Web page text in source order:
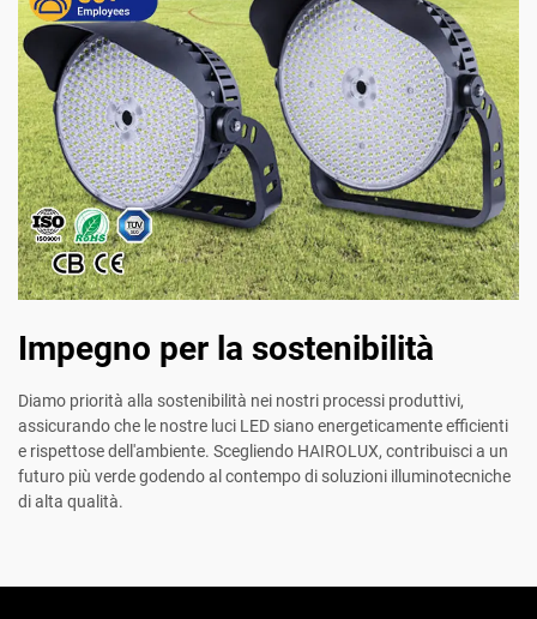
Impegno per la sostenibilità
Diamo priorità alla sostenibilità nei nostri processi produttivi,
assicurando che le nostre luci LED siano energeticamente efficienti
e rispettose dell'ambiente. Scegliendo HAIROLUX, contribuisci a un
futuro più verde godendo al contempo di soluzioni illuminotecniche
di alta qualità.